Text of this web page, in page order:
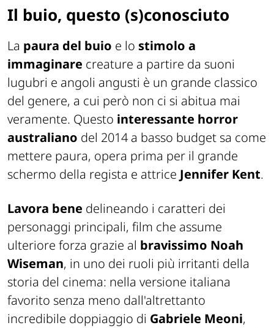
Il buio, questo (s)conosciuto
La paura del buio e lo stimolo a
immaginare creature a partire da suoni
lugubri e angoli angusti è un grande classico
del genere, a cui però non ci si abitua mai
veramente. Questo interessante horror
australiano del 2014 a basso budget sa come
mettere paura, opera prima per il grande
schermo della regista e attrice Jennifer Kent.
Lavora bene delineando i caratteri dei
personaggi principali, film che assume
ulteriore forza grazie al bravissimo Noah
Wiseman, in uno dei ruoli più irritanti della
storia del cinema: nella versione italiana
favorito senza meno dall'altrettanto
incredibile doppiaggio di Gabriele Meoni,